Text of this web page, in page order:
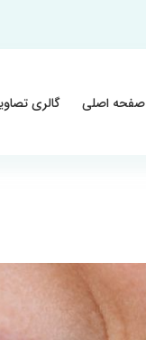
صفحه اصلی گالری